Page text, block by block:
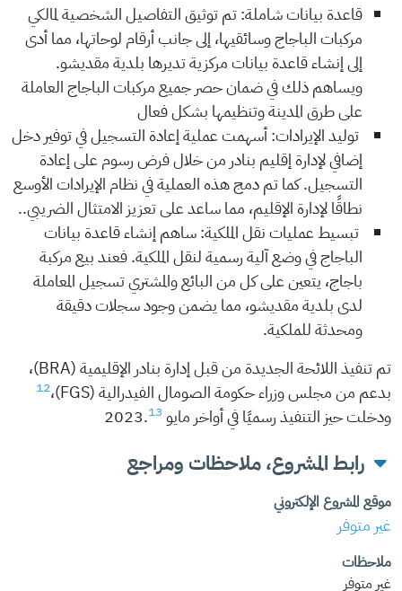
قاعدة بيانات شاملة: تم توثيق التفاصيل الشخصية لمالكي
مركبات الباجاج وسائقيها، إلى جانب أرقام لوحاتها، مما أدى
إلى إنشاء قاعدة بيانات مركزية تديرها بلدية مقديشو.
ويساهم ذلك في ضمان حصر جميع مركبات الباجاج العاملة
على طرق المدينة وتنظيمها بشكل فعال
توليد الإيرادات: أسهمت عملية إعادة التسجيل في توفير دخل
إضافي لإدارة إقليم بنادر من خلال فرض رسوم على إعادة
التسجيل. كما تم دمج هذه العملية في نظام الإيرادات الأوسع
نطاقًا لإدارة الإقليم، مما ساعد على تعزيز الامتثال الضريبي..
تبسيط عمليات نقل الملكية: ساهم إنشاء قاعدة بيانات
الباجاج في وضع آلية رسمية لنقل الملكية. فعند بيع مركبة
باجاج، يتعين على كل من البائع والمشتري تسجيل المعاملة
لدى بلدية مقديشو، مما يضمن وجود سجلات دقيقة
ومحدثة للملكية.
تم تنفيذ اللائحة الجديدة من قبل إدارة بنادر الإقليمية (BRA)،
بدعم من مجلس وزراء حكومة الصومال الفيدرالية (FGS)،
12
ودخلت حيز التنفيذ رسميًا في أواخر مايو 2023. 13
رابط المشروع، ملاحظات ومراجع
موقع المشروع الإلكتروني
غير متوفر
ملاحظات
غير متوفر